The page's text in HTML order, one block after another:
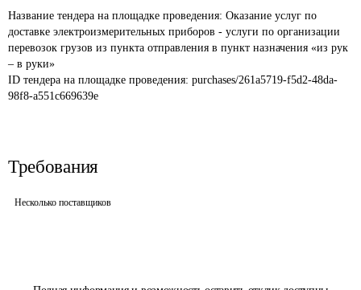
Название тендера на площадке проведения: Оказание услуг по
доставке электроизмерительных приборов - услуги по организации
перевозок грузов из пункта отправления в пункт назначения «из рук
ID тендера на площадке проведения: purchases/261a5719-f5d2-48da-
98f8-a551c669639e
Требования
Несколько поставщиков